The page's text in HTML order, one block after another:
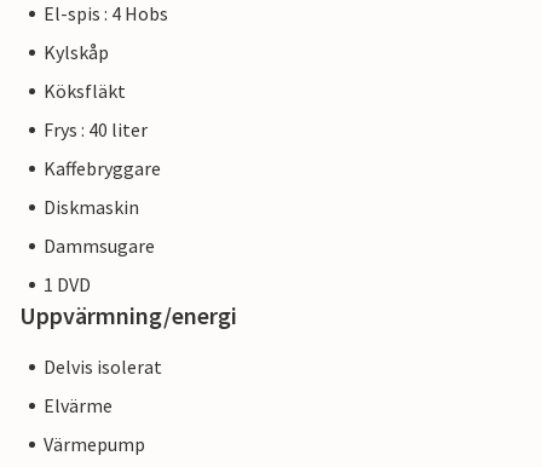
El-spis : 4 Hobs
Kylskåp
Köksfläkt
Frys : 40 liter
Kaffebryggare
Diskmaskin
Dammsugare
1 DVD
Uppvärmning/energi
Delvis isolerat
Elvärme
Värmepump